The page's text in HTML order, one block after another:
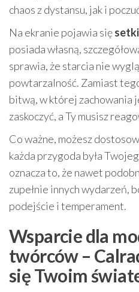
chaos z dystansu, jak i
Na ekranie pojawia się
posiada własną,
sprawia, że starcia nie
powtarzalność. Zamiast
bitwą, w której zachowania
zaskoczyć, a Ty musisz
Co ważne, możesz
każda przygoda była
oznacza to, że nawet
zupełnie innych wydarzeń,
podejście i temperament.
Wsparcie dla
twórców –
się Twoim